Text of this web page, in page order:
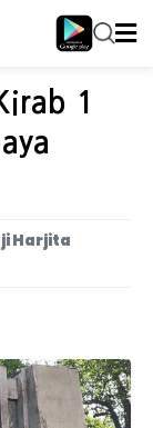
1
Harjita